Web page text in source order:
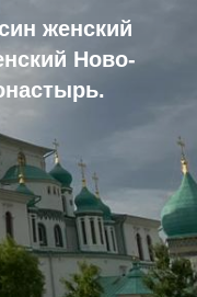
женский
Ново-